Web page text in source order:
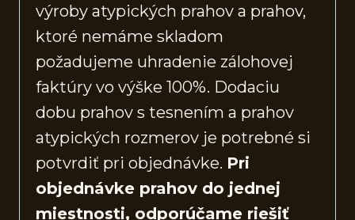
výroby atypických prahov a prahov,
ktoré nemáme skladom
požadujeme uhradenie zálohovej
faktúry vo výške 100%. Dodaciu
dobu prahov s tesnením a prahov
atypických rozmerov je potrebné si
potvrdiť pri objednávke. Pri
objednávke prahov do jednej
miestnosti, odporúčame riešiť